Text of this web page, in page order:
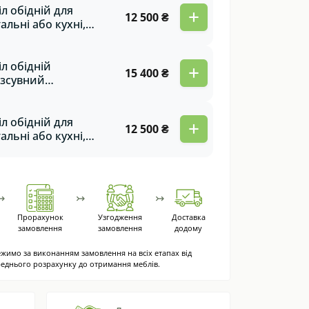
на дубових
обідній для
або кухні,
на дерев'яних
Monako
12 500 ₴ +
обідній
black
15 400 ₴ +
обідній для
або кухні,
Monako
12 500 ₴ +
Прорахунок
замовлення
↣
Узгодження
замовлення
↣
Доставка
додому
за виконанням замовлення на всіх етапах від
розрахунку до отримання меблів.